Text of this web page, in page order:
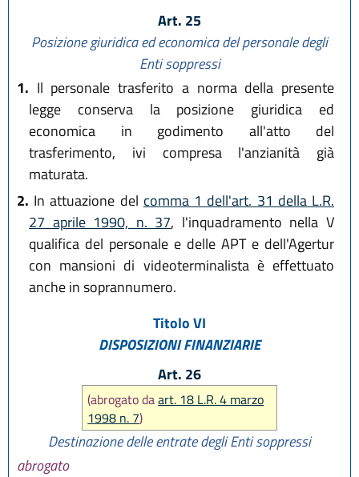
Art. 25
Posizione giuridica ed economica del personale degli
Enti soppressi
1. Il personale trasferito a norma della presente
legge conserva la posizione giuridica ed
economica in godimento all'atto del
trasferimento, ivi compresa l'anzianità già
maturata.
2. In attuazione del comma 1 dell'art. 31 della L.R.
27 aprile 1990, n. 37, l'inquadramento nella V
qualifica del personale e delle APT e dell'Agertur
con mansioni di videoterminalista è effettuato
anche in soprannumero.
Titolo VI
DISPOSIZIONI FINANZIARIE
Art. 26
(abrogato daart. 18 L.R. 4 marzo
1998 n. 7)
Destinazione delle entrate degli Enti soppressi
abrogato